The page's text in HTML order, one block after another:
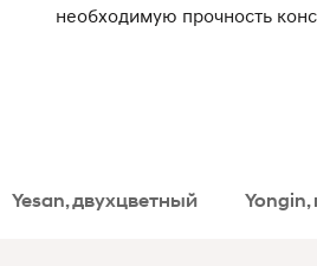
необходимую прочность
Yesan, двухцветный Yongin,